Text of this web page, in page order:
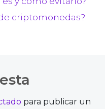
criptomonedas?
para publicar un